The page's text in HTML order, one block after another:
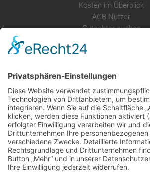
Kosten im Überblick
AGB Nutzer
Gutachter suchen
Anfrage
Presse
Partner: Der DGuSV
als Gutachter eintragen
Infos für Suchende